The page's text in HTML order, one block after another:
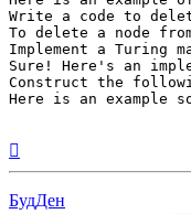
к
БудДен